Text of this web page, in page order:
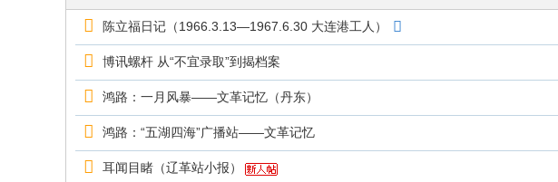
究
陈立福日记（1966.3.13—1967.6.30 大连港工人）
博讯螺杆 从“不宜录取”到揭档案
鸿路：一月风暴——文革记忆（丹东）
鸿路：“五湖四海”广播站——文革记忆
耳闻目睹（辽革站小报）